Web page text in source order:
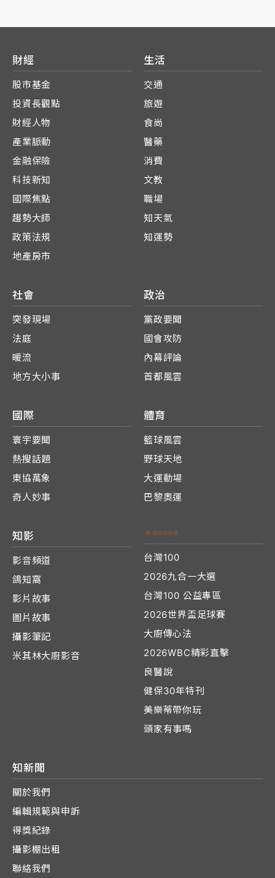
財經
股市基金
投資長觀點
財經人物
產業脈動
金融保險
科技新知
國際焦點
趨勢大師
政策法規
地產房市
生活
交通
旅遊
食尚
醫藥
消費
文教
職場
知天氣
知運勢
社會
突發現場
法庭
暖流
地方大小事
政治
黨政要聞
國會攻防
內幕評論
首都風雲
國際
寰宇要聞
熱搜話題
東協萬象
奇人妙事
體育
籃球風雲
野球天地
大運動場
巴黎奧運
知影
影音頻道
鴿知窩
影片故事
圖片故事
攝影筆記
米其林大廚影音
台灣100
2026九合一大選
台灣100 公益專區
2026世界盃足球賽
大廚傳心法
2026WBC精彩直擊
良醫說
健保30年特刊
美樂蒂帶你玩
頭家有事嗎
知新聞
關於我們
編輯規範與申訴
得獎紀錄
攝影棚出租
聯絡我們